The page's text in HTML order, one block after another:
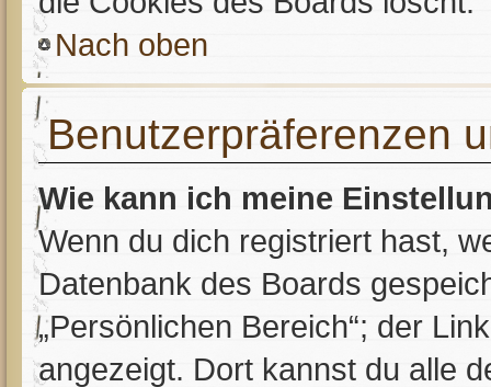
Nach oben
Benutzerpräferenzen
Wie kann ich meine
Wenn du dich registriert hast,
Datenbank des Boards
„Persönlichen Bereich“; der
angezeigt. Dort kannst du alle